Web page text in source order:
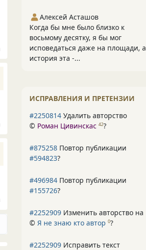
Алексей Асташов
Когда бы мне было близко к
восьмому десятку, я бы мог
исповедаться даже на площади, а
история эта -...
ИСПРАВЛЕНИЯ И ПРЕТЕНЗИИ
#2250814 Удалить авторство
© Роман Цивинскас 42?
#875258 Повтор публикации
#594823?
#496984 Повтор публикации
#155726?
#2252909 Изменить авторство на
© Я не знаю кто автор 0?
#2252909 Исправить текст